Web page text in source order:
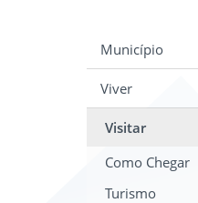
Município
Viver
Visitar
Como Chegar
Turismo